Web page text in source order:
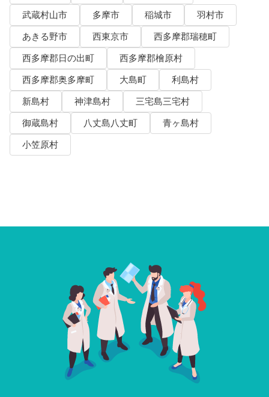
武蔵村山市
多摩市 稲城市
羽村市
あきる野市
西東京市
西多摩郡瑞穂町
西多摩郡日の出町
西多摩郡檜原村
西多摩郡奥多摩町
大島町
利島村
新島村
神津島村
三宅島三宅村
御蔵島村
八丈島八丈町
青ヶ島村
小笠原村